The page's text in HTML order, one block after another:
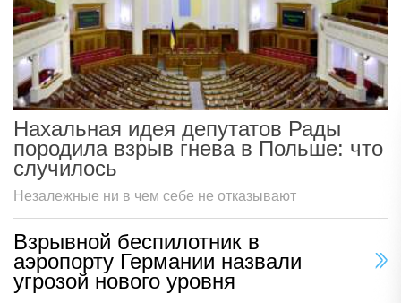
Нахальная идея депутатов Рады
породила взрыв гнева в Польше: что
случилось
Незалежные ни в чем себе не отказывают
Взрывной беспилотник в
аэропорту Германии назвали
угрозой нового уровня